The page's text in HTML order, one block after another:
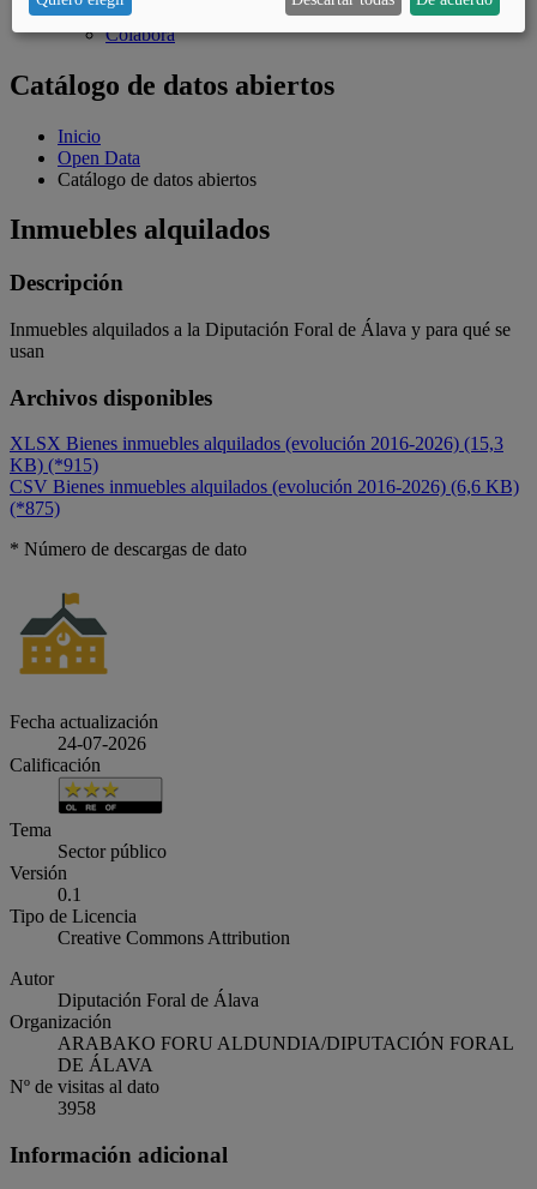
Catálogo de datos abiertos
Colabora
Catálogo de datos abiertos
Inicio
Open Data
Catálogo de datos abiertos
Inmuebles alquilados
Descripción
Inmuebles alquilados a la Diputación Foral de Álava y para qué se
usan
Archivos disponibles
XLSX Bienes inmuebles alquilados (evolución 2016-2026) (15,3
KB) (*915)
CSV Bienes inmuebles alquilados (evolución 2016-2026) (6,6 KB)
(*875)
* Número de descargas de dato
Fecha actualización
24-07-2026
Calificación
Tema
Sector público
Versión
0.1
Tipo de Licencia
Creative Commons Attribution
Autor
Diputación Foral de Álava
Organización
ARABAKO FORU ALDUNDIA/DIPUTACIÓN FORAL
DE ÁLAVA
Nº de visitas al dato
3958
Información adicional